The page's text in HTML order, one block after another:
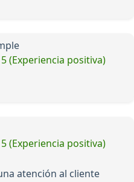
5 (Experiencia positiva)
5 (Experiencia positiva)
atención al cliente